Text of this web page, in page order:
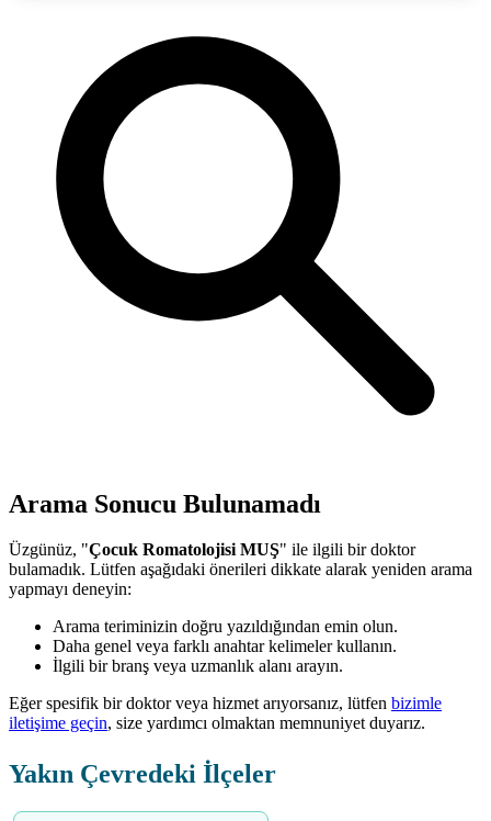
Arama Sonucu Bulunamadı
Üzgünüz, "Çocuk Romatolojisi MUŞ" ile ilgili bir doktor
bulamadık. Lütfen aşağıdaki önerileri dikkate alarak yeniden arama
yapmayı deneyin:
Arama teriminizin doğru yazıldığından emin olun.
Daha genel veya farklı anahtar kelimeler kullanın.
İlgili bir branş veya uzmanlık alanı arayın.
Eğer spesifik bir doktor veya hizmet arıyorsanız, lütfen bizimle
iletişime geçin, size yardımcı olmaktan memnuniyet duyarız.
Yakın Çevredeki İlçeler